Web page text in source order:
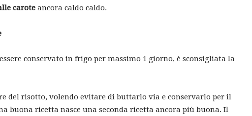
carote ancora caldo caldo.
conservato in frigo per massimo 1 giorno, è sconsigliata la
del risotto, volendo evitare di buttarlo via e conservarlo per il
buona ricetta nasce una seconda ricetta ancora più buona. Il